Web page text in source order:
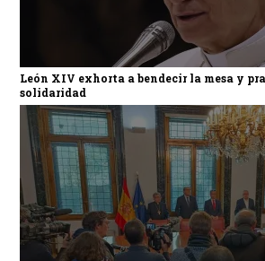
León XIV exhorta a bendecir la mesa y
solidaridad